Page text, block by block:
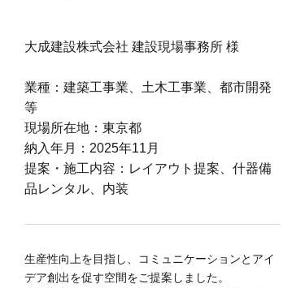
大成建設株式会社 建設現場事務所 様
業種：建築工事業、土木工事業、都市開発
等
現場所在地：東京都
納入年月：2025年11月
提案・施工内容：レイアウト提案、什器備
品レンタル、内装
生産性向上を目指し、コミュニケーションとアイ
デア創出を促す空間をご提案しました。